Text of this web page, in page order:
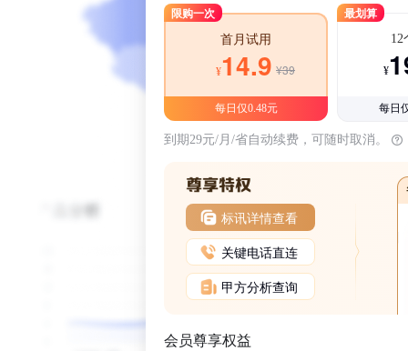
限购一次
首月试用
¥14.9 ¥39
每日仅0.48元
最划算
12
¥
每日
到期29元/月/省自动续费，可随时取消。
标讯详情查看
关键电话直连
甲方分析查询
会员尊享权益